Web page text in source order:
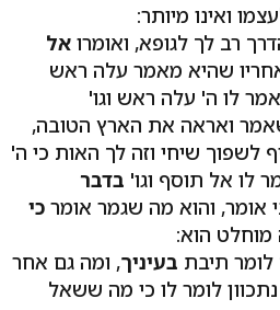
ואינו מיותר:
רב לך לגופא, ואומרו אל
שהיא מאמר עלה ראש
לו ה' עלה ראש וגו'
ואראה את הארץ הטובה,
שיחי וזה לך האות כי ה'
לו אל תוסף וגו' בדבר
אומר, והוא מה שגמר אומר כי
מוחלט הוא:
לומר תיבת בעיניך, ומה גם אחר
לומר לו כי מה ששאל